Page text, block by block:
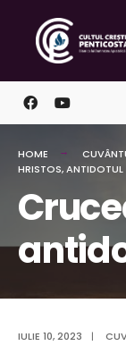
content
HOME
HRISTOS, ANTIDOTUL
IULIE 10, 2023 |
for: